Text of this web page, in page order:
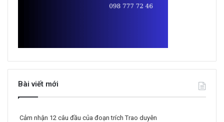
Bài viết mới
Cảm nhận 12 câu đầu của đoạn trích Trao duyên